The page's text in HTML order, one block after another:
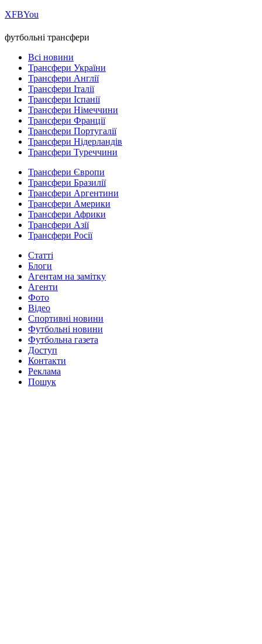
ХFBYou
футбольні трансфери
Всі новини
Трансфери України
Трансфери Англії
Трансфери Італії
Трансфери Іспанії
Трансфери Німеччини
Трансфери Франції
Трансфери Португалії
Трансфери Нідерландів
Трансфери Туреччини
Трансфери Європи
Трансфери Бразилії
Трансфери Аргентини
Трансфери Америки
Трансфери Африки
Трансфери Азії
Трансфери Росії
Статті
Блоги
Агентам на замітку
Агенти
Фото
Відео
Спортивні новини
Футбольні новини
Футбольна газета
Доступ
Контакти
Реклама
Пошук